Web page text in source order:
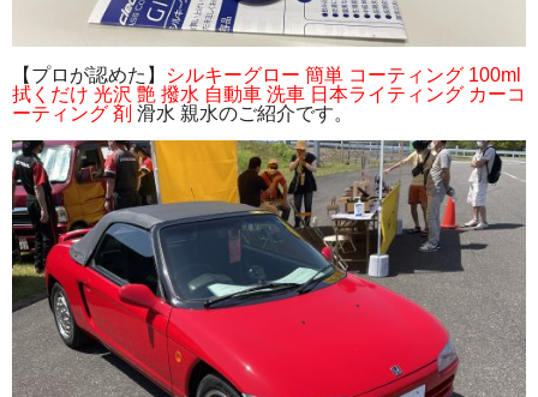
【プロが認めた】
シルキーグロー 簡単 コーティング 100ml
拭くだけ 光沢 艶 撥水 自動車 洗車 日本ライティング カーコ
ーティング 剤 滑水 親水のご紹介です。